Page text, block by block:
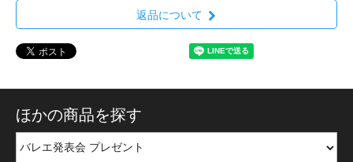
返品について
ほかの商品を探す